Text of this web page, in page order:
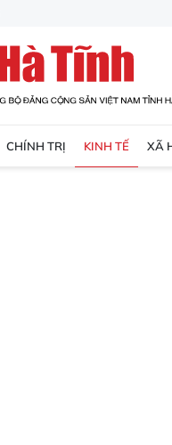
CHÍNH TRỊ KINH TẾ XÃ